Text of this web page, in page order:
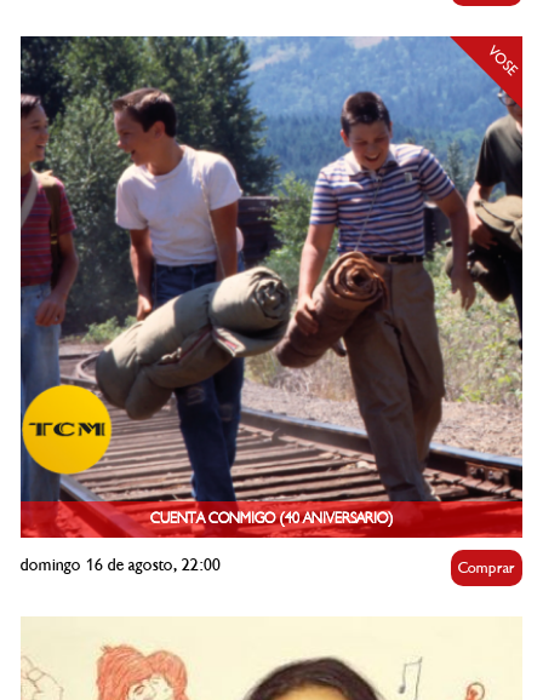
CUENTA CONMIGO (40 ANIVERSARIO)
VOSE
domingo 16 de agosto, 22:00 Comprar